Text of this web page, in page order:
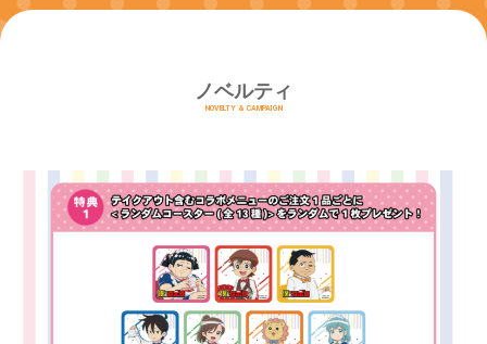
ノベルティ
NOVELTY & CAMPAIGN